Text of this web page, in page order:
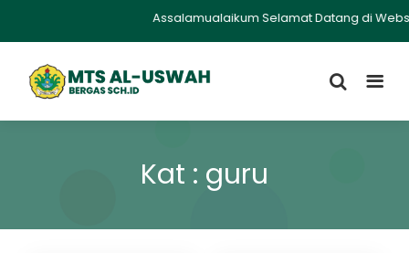
Assalamualaikum Selamat Datang di
Kat : guru